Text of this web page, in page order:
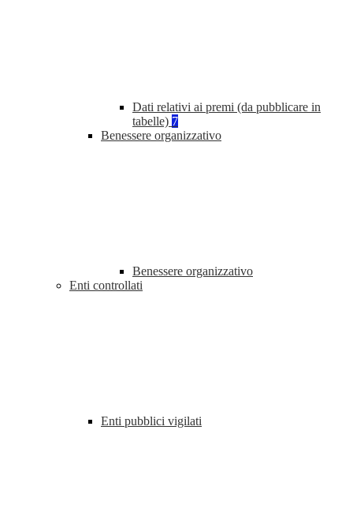
Dati relativi ai premi (da pubblicare in
tabelle) 7
Benessere organizzativo
Benessere organizzativo
Enti controllati
Enti pubblici vigilati